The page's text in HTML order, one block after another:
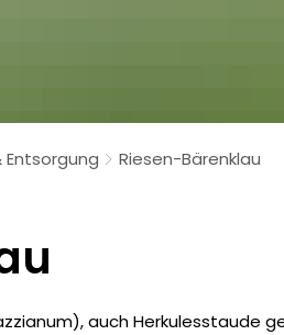
Riesen-Bärenklau
auch Herkulesstaude